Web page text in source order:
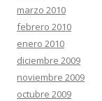
marzo 2010
febrero 2010
enero 2010
diciembre 2009
noviembre 2009
octubre 2009